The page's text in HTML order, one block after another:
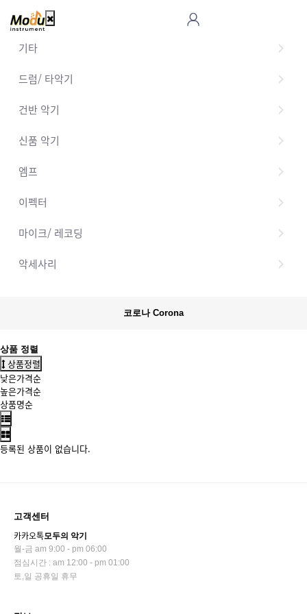
기타
드럼/ 타악기
건반 악기
신품 악기
엠프
이펙터
마이크/ 레코딩
악세사리
코로나 Corona
상품 정렬
상품정렬
낮은가격순
높은가격순
상품명순
등록된 상품이 없습니다.
고객센터
카카오톡모두의 악기
월-금 am 9:00 - pm 06:00
점심시간 : am 12:00 - pm 01:00
토,일 공휴일 휴무